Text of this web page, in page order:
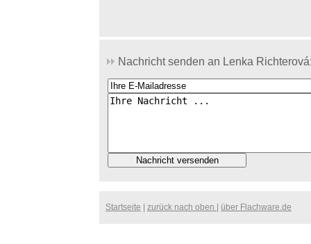
Nachricht senden an Lenka
Startseite zurück nach oben über Flachware.de